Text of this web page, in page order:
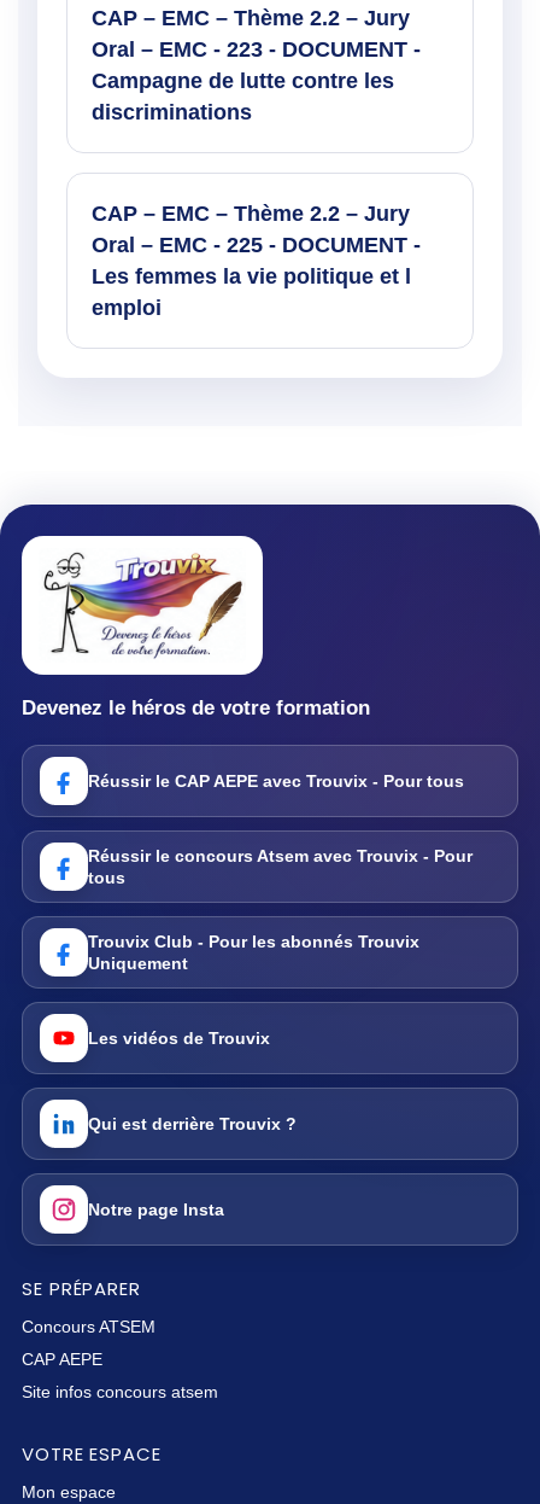
CAP – EMC – Thème 2.2 – Jury
Oral – EMC - 223 - DOCUMENT -
Campagne de lutte contre les
discriminations
CAP – EMC – Thème 2.2 – Jury
Oral – EMC - 225 - DOCUMENT -
Les femmes la vie politique et l
emploi
Devenez le héros de votre formation
Réussir le CAP AEPE avec Trouvix - Pour tous
Réussir le concours Atsem avec Trouvix - Pour
tous
Trouvix Club - Pour les abonnés Trouvix
Uniquement
Les vidéos de Trouvix
Qui est derrière Trouvix ?
Notre page Insta
SE PRÉPARER
Concours ATSEM
CAP AEPE
Site infos concours atsem
VOTRE ESPACE
Mon espace